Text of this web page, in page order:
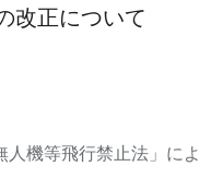
改正について
機等飛行禁止法」によ